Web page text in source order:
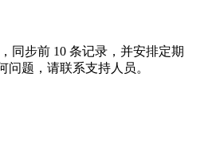
同步前 10 条记录，并安排定期
问题，请联系支持人员。